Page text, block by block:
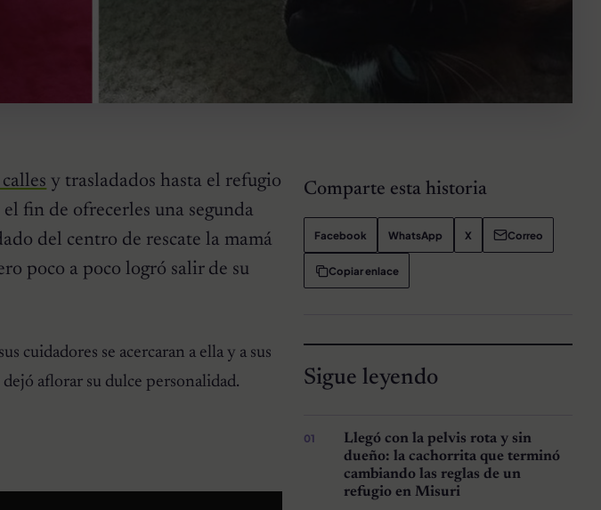
y trasladados hasta el refugio
fin de ofrecerles una segunda
del centro de rescate la mamá
poco a poco logró salir de su
cuidadores se acercaran a ella y a sus
aflorar su dulce personalidad.
Comparte esta historia
Facebook WhatsApp X Correo
Copiar enlace
Sigue leyendo
Llegó con la pelvis rota y sin
dueño: la cachorrita que terminó
cambiando las reglas de un
refugio en Misuri